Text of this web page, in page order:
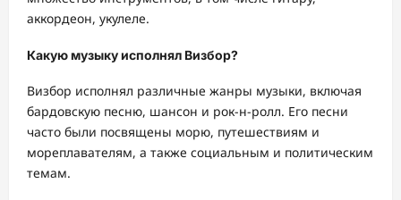
аккордеон, укулеле.
Какую музыку исполнял Визбор?
Визбор исполнял различные жанры музыки, включая
бардовскую песню, шансон и рок-н-ролл. Его песни
часто были посвящены морю, путешествиям и
мореплавателям, а также социальным и политическим
темам.